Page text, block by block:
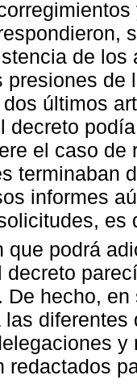
de los
presiones
últimos
decreto
el caso
terminaban
informes
es
que podrá
decreto
De hecho,
las
redactados